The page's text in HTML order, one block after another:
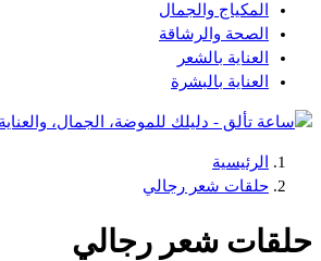
المكياج والجمال
الصحة والرشاقة
العناية بالشعر
العناية بالبشرة
دليلك للموضة، الجمال، والعناية بالبشرة والشعر
الرئيسية
حلقات شعر رجالي
حلقات شعر رجالي